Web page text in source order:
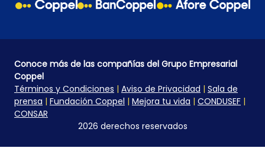
Conoce más de las compañías del Grupo Empresarial
Coppel
Términos y Condiciones | Aviso de Privacidad | Sala de
prensa | Fundación Coppel | Mejora tu vida | CONDUSEF |
CONSAR
2026 derechos reservados